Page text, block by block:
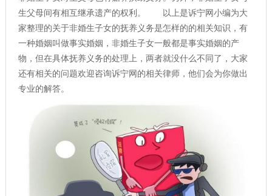
生父母间有相互继承遗产的权利。 以上是诉宁网小编为大
家整理的关于非婚生子女的抚养义务是怎样的的相关知识，有
一种婚姻叫做事实婚姻，非婚生子女一般都是事实婚姻的产
物，但在具体抚养义务的处理上，两者就没什么不同了，大家
还有相关的问题欢迎咨询诉宁网的相关律师，他们会为你做出
专业的解答。